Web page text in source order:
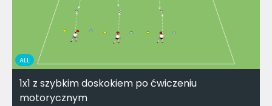
ALL
1x1 z szybkim doskokiem po ćwiczeniu
motorycznym